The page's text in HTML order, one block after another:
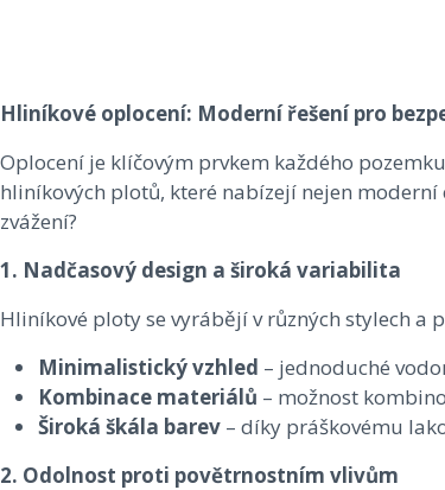
Hliníkové oplocení: Moderní řešení pro
Oplocení je klíčovým prvkem každého
hliníkových plotů, které nabízejí nejen
zvážení?
1. Nadčasový design a široká variabilita
Hliníkové ploty se vyrábějí v různých stylech a
Minimalistický vzhled – jednoduché
Kombinace materiálů – možnost
Široká škála barev – díky práškovému
2. Odolnost proti povětrnostním vlivům